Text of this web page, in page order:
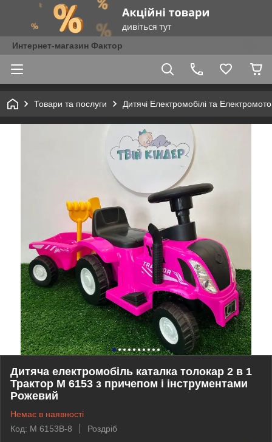
Интернет-магазин Фактор
Товари та послуги Дитячі Електромобілі та
Дитяча електромобіль каталка толокар 2 в 1
Трактор M 6153 з причепом і інструментами
Рожевий
Немає в наявності
Код: M 6153B-8
Роздріб